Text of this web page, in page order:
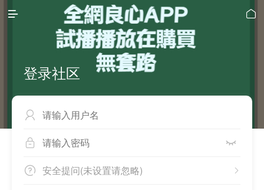
 
登录社区

 
 
安全提问(未设置请忽略)